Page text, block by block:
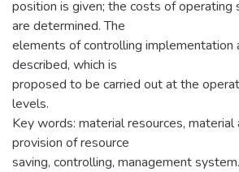
position is given; the costs of operating
are determined. The
elements of controlling implementation
described, which is
proposed to be carried out at the
levels.
Key words: material resources, material
provision of resource
saving, controlling, management system.